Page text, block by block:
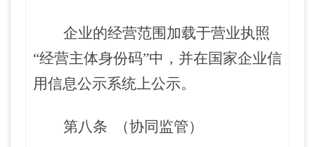
企业的经营范围加载于营业执照
“经营主体身份码”中，并在国家企业信
用信息公示系统上公示。
第八条 （协同监管）